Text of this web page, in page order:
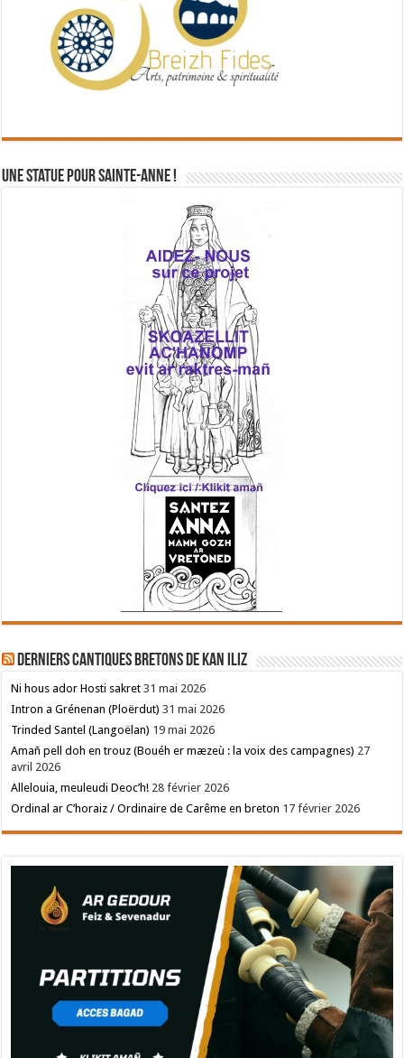
Une statue pour Sainte-Anne !
Derniers cantiques bretons de Kan Iliz
Ni hous ador Hosti sakret 31 mai 2026
Intron a Grénenan (Ploërdut) 31 mai 2026
Trinded Santel (Langoëlan) 19 mai 2026
Amañ pell doh en trouz (Bouéh er mæzeù : la voix des campagnes) 27
avril 2026
Allelouia, meuleudi Deoc’h! 28 février 2026
Ordinal ar C’horaiz / Ordinaire de Carême en breton 17 février 2026